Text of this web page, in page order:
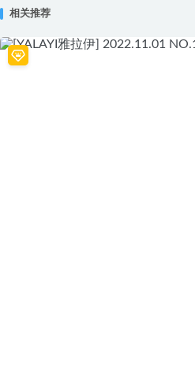
相关推荐